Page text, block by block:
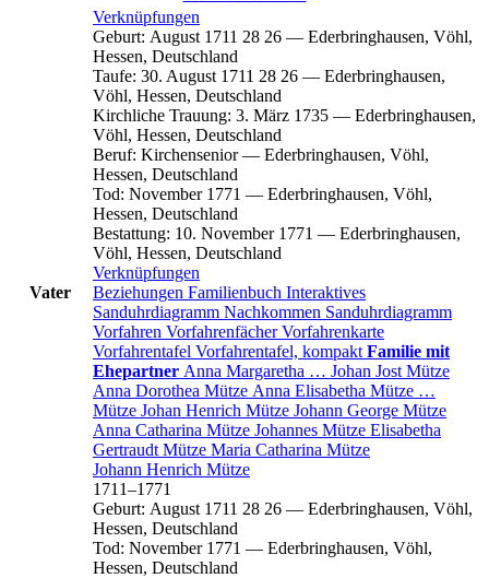
Vater
Verknüpfungen
Geburt: August 1711 28 26 — Ederbringhausen, Vöhl,
Hessen, Deutschland
Taufe: 30. August 1711 28 26 — Ederbringhausen,
Vöhl, Hessen, Deutschland
Kirchliche Trauung: 3. März 1735 — Ederbringhausen,
Vöhl, Hessen, Deutschland
Beruf: Kirchensenior— Ederbringhausen, Vöhl,
Hessen, Deutschland
Tod: November 1771 — Ederbringhausen, Vöhl,
Hessen, Deutschland
Bestattung: 10. November 1771 — Ederbringhausen,
Vöhl, Hessen, Deutschland
Verknüpfungen
Beziehungen Familienbuch Interaktives
Sanduhrdiagramm Nachkommen Sanduhrdiagramm
Vorfahren VorfahrenfächerVorfahrenkarte
Vorfahrentafel Vorfahrentafel, kompakt Familie mit
Ehepartner Anna Margaretha … Johan Jost Mütze
Anna Dorothea Mütze Anna Elisabetha Mütze …
Mütze Johan Henrich Mütze Johann George Mütze
Anna Catharina Mütze Johannes Mütze Elisabetha
Gertraudt Mütze Maria Catharina Mütze
Johann Henrich Mütze
1711–1771
Geburt: August 1711 28 26 — Ederbringhausen, Vöhl,
Hessen, Deutschland
Tod: November 1771 — Ederbringhausen, Vöhl,
Hessen, Deutschland